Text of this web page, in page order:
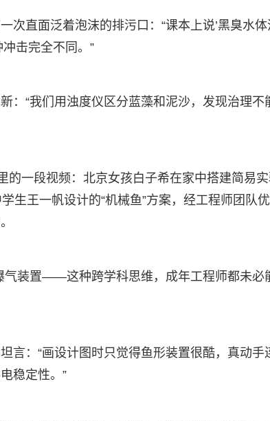
次直面泛着泡沫的排污口：“课本上说’黑臭水体
击完全不同。”
：“我们用浊度仪区分蓝藻和泥沙，发现治理不
的一段视频：北京女孩白子希在家中搭建简易
生王一帆设计的“机械鱼”方案，经工程师团队
气装置——这种跨学科思维，成年工程师都未必
言：“画设计图时只觉得鱼形装置很酷，真动手
稳定性。”